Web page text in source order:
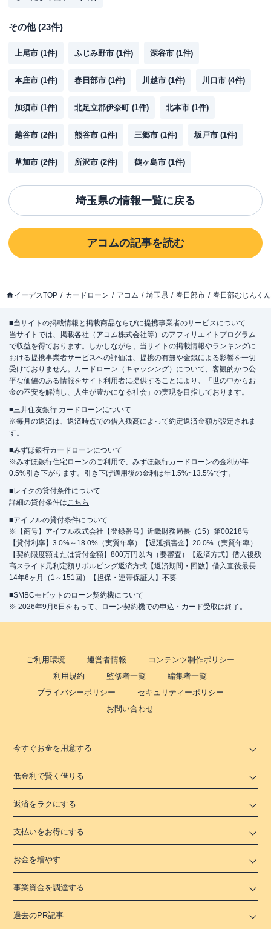
その他(23件)
上尾市 (1件) ふじみ野市 (1件) 深谷市 (1件)
本庄市 (1件) 春日部市 (1件) 川越市 (1件) 川口市 (4件)
加須市 (1件) 北足立郡伊奈町 (1件) 北本市 (1件)
越谷市 (2件) 熊谷市 (1件) 三郷市 (1件) 坂戸市 (1件)
草加市 (2件) 所沢市 (2件) 鶴ヶ島市 (1件)
埼玉県の情報一覧に戻る
アコムの記事を読む
イーデスTOP カードローン アコム 埼玉県 春日部市 春日部むじんく
■当サイトの掲載情報と掲載商品ならびに提携事業者のサービスについて
当サイトでは、掲載各社（アコム株式会社等）のアフィリエイトプログラム
で収益を得ております。しかしながら、当サイトの掲載情報やランキングに
おける提携事業者サービスへの評価は、提携の有無や金銭による影響を一切
受けておりません。カードローン（キャッシング）について、客観的かつ公
平な価値のある情報をサイト利用者に提供することにより、「世の中からお
金の不安を解消し、人生が豊かになる社会」の実現を目指しております。
■三井住友銀行 カードローンについて
※毎月の返済は、返済時点での借入残高によって約定返済金額が設定されま
す。
■みずほ銀行カードローンについて
※みずほ銀行住宅ローンのご利用で、みずほ銀行カードローンの金利が年
0.5%引き下がります。引き下げ適用後の金利は年1.5%~13.5%です。
■レイクの貸付条件について
詳細の貸付条件はこちら
■アイフルの貸付条件について
※【商号】アイフル株式会社【登録番号】近畿財務局長（15）第00218号
【貸付利率】3.0%～18.0%（実質年率）【遅延損害金】20.0%（実質年率）
【契約限度額または貸付金額】800万円以内（要審査）【返済方式】借入後残
高スライド元利定額リボルビング返済方式【返済期間・回数】借入直後最長
14年6ヶ月（1～151回）【担保・連帯保証人】不要
■SMBCモビットのローン契約機について
※ 2026年9月6日をもって、ローン契約機での申込・カード受取は終了。
ご利用環境 運営者情報
コンテンツ制作ポリシー
利用規約
監修者一覧
編集者一覧
プライバシーポリシー
セキュリティーポリシー
お問い合わせ
今すぐお金を用意する
低金利で賢く借りる
返済をラクにする
支払いをお得にする
お金を増やす
事業資金を調達する
過去のPR記事